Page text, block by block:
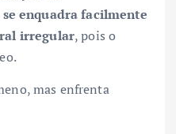
enquadra facilmente
irregular, pois o
mas enfrenta